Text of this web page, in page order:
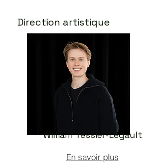
Direction artistique
William Tessier-Legault
En savoir plus